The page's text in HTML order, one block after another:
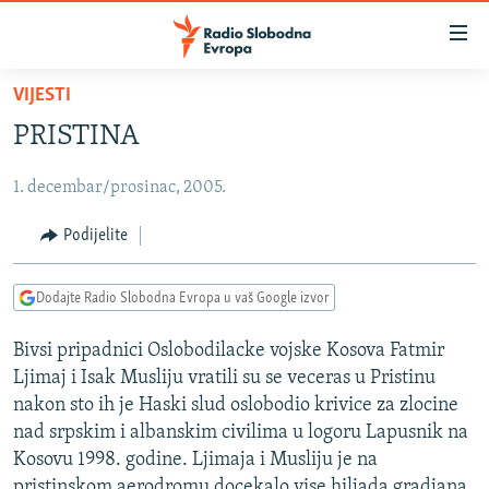
Pređite
glavni
Pređite
Pređite
pretragu
SRBIJA
KOSOVO
VIZUELNO
VIDEO
FOTOGALERIJE
INFOGRAFIKE
PODCASTI
RAT U UKRAJINI
KINA NA BALKANU
RSE PRIČE IZ SVIJETA
VIJESTI
PRISTINA
1. decembar/prosinac, 2005.
Podijelite
Dodajte Radio Slobodna Evropa u vaš Google izvor
Bivsi pripadnici Oslobodilacke vojske Kosova Fatmir
Ljimaj i Isak Musliju vratili su se veceras u Pristinu
nakon sto ih je Haski slud oslobodio krivice za zlocine
nad srpskim i albanskim civilima u logoru Lapusnik na
Kosovu 1998. godine. Ljimaja i Musliju je na